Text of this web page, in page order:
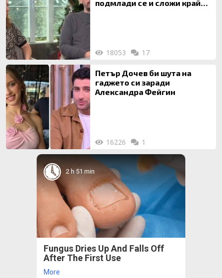
подмлади се и сложи край
18053 17
Петър Дочев би шута на
гаджето си заради
Александра Фейгин
16226 1
2 h 51 min
Fungus Dries Up And Falls Off
After The First Use
More